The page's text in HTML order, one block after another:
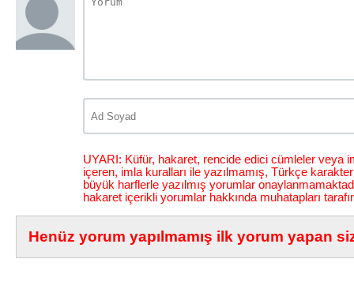
UYARI: Küfür, hakaret, rencide edici cümleler veya
içeren, imla kuralları ile yazılmamış, Türkçe
büyük harflerle yazılmış yorumlar
hakaret içerikli yorumlar hakkında muhatapları
Henüz yorum yapılmamış ilk yorum yapan